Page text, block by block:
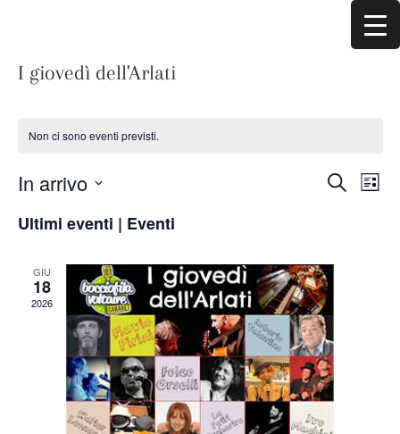
I giovedì dell'Arlati
Non ci sono eventi previsti.
Eventi
Ricerca
Cerca
Lista
In arrivo
la
Ultimi eventi | Eventi
GIU
18
2026